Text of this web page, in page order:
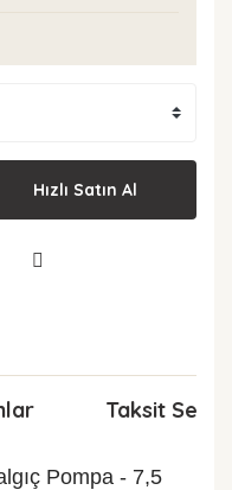
Hızlı Satın Al
Taksit
Pompa - 7,5